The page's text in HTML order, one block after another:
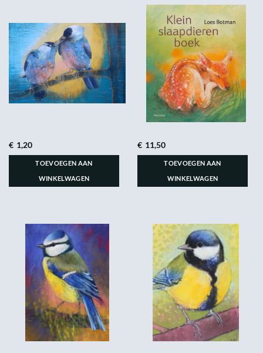
€ 1,20
TOEVOEGEN AAN
WINKELWAGEN
€ 11,50
TOEVOEGEN AAN
WINKELWAGEN